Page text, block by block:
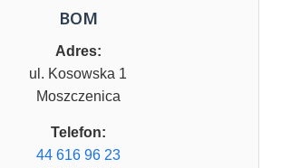
BOM
Adres:
ul. Kosowska 1
Moszczenica
Telefon:
44 616 96 23